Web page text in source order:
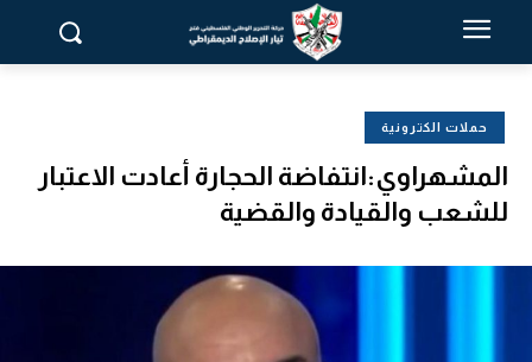
حملات الكترونية
المشهراوي:انتفاضة الحجارة أعادت الاعتبار
للشعب والقيادة والقضية